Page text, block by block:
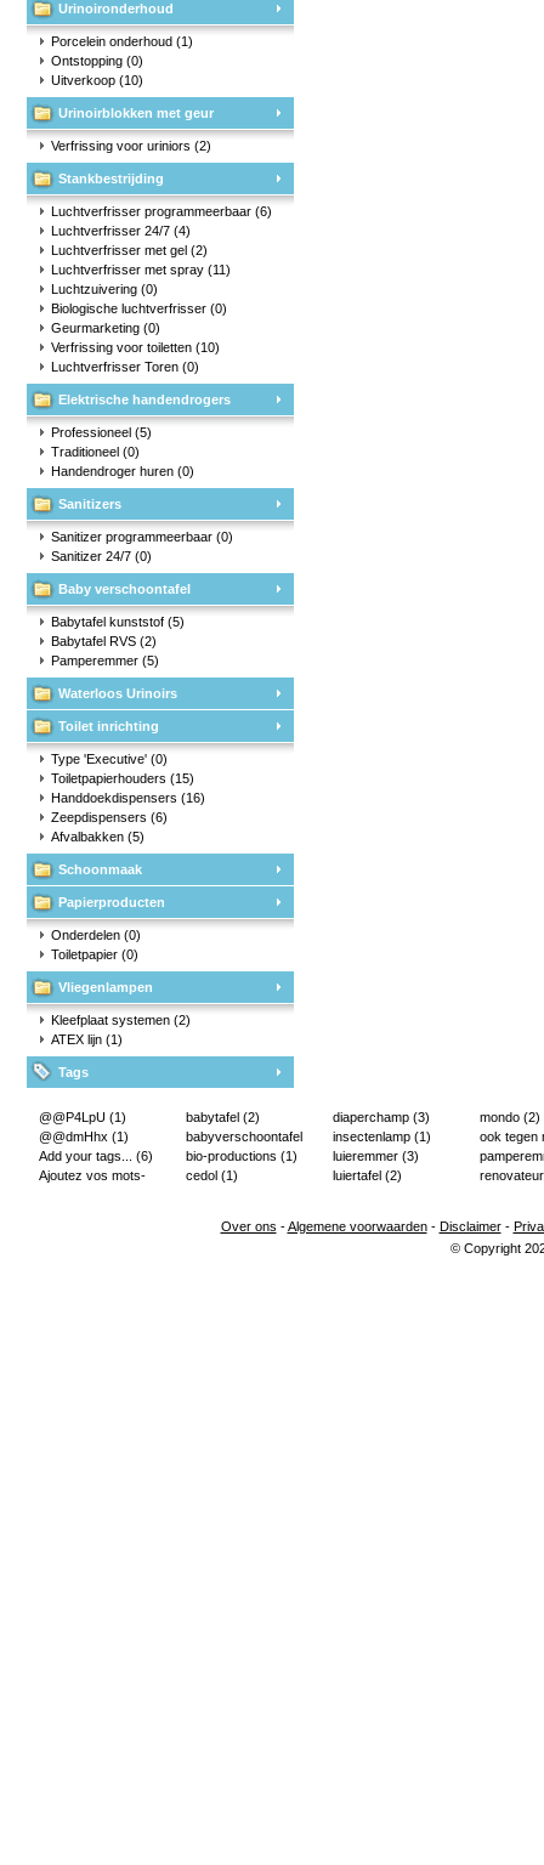
Urinoironderhoud
Porcelein onderhoud (1)
Ontstopping (0)
Uitverkoop (10)
Urinoirblokken met geur
Verfrissing voor uriniors (2)
Stankbestrijding
Luchtverfrisser programmeerbaar (6)
Luchtverfrisser 24/7 (4)
Luchtverfrisser met gel (2)
Luchtverfrisser met spray (11)
Luchtzuivering (0)
Biologische luchtverfrisser (0)
Geurmarketing (0)
Verfrissing voor toiletten (10)
Luchtverfrisser Toren (0)
Elektrische handendrogers
Professioneel (5)
Traditioneel (0)
Handendroger huren (0)
Sanitizers
Sanitizer programmeerbaar (0)
Sanitizer 24/7 (0)
Baby verschoontafel
Babytafel kunststof (5)
Babytafel RVS (2)
Pamperemmer (5)
Waterloos Urinoirs
Toilet inrichting
Type 'Executive' (0)
Toiletpapierhouders (15)
Handdoekdispensers (16)
Zeepdispensers (6)
Afvalbakken (5)
Schoonmaak
Papierproducten
Onderdelen (0)
Toiletpapier (0)
Vliegenlampen
Kleefplaat systemen (2)
ATEX lijn (1)
Tags
@@P4LpU (1)
@@dmHhx (1)
Add your tags... (6)
Ajoutez vos mots-
babytafel (2)
babyverschoontafel
(2)
bio-productions (1)
cedol (1)
diaperchamp (3)
insectenlamp (1)
luieremmer (3)
luiertafel (2)
mondo (2)
ook tegen
Over ons -Algemene voorwaarden- Disclaimer-
© Copyright